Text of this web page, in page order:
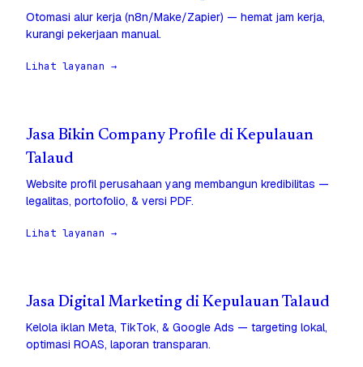
Otomasi alur kerja (n8n/Make/Zapier) — hemat jam kerja,
kurangi pekerjaan manual.
Lihat layanan →
Jasa Bikin Company Profile di Kepulauan
Talaud
Website profil perusahaan yang membangun kredibilitas —
legalitas, portofolio, & versi PDF.
Lihat layanan →
Jasa Digital Marketing di Kepulauan Talaud
Kelola iklan Meta, TikTok, & Google Ads — targeting lokal,
optimasi ROAS, laporan transparan.